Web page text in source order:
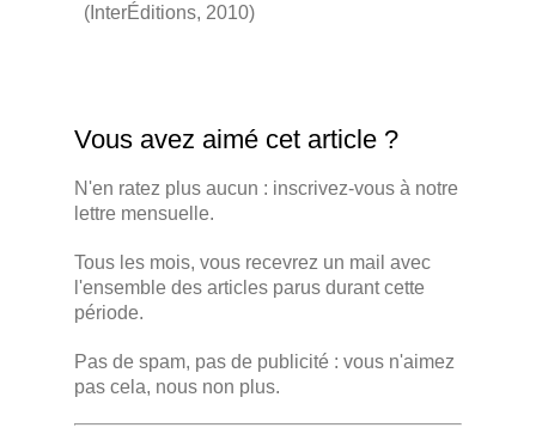
(InterÉditions, 2010)
Vous avez aimé cet article ?
N'en ratez plus aucun : inscrivez-vous à notre
lettre mensuelle.
Tous les mois, vous recevrez un mail avec
l'ensemble des articles parus durant cette
période.
Pas de spam, pas de publicité : vous n'aimez
pas cela, nous non plus.